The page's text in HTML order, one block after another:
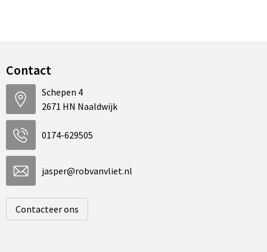
Contact
Schepen 4
2671 HN Naaldwijk
0174-629505
jasper@robvanvliet.nl
Contacteer ons